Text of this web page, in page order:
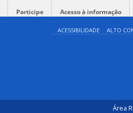
Participe Acesso à informação
ACESSIBILIDADE ALTO
Área